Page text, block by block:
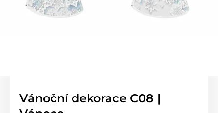
Vánoční dekorace C08 |